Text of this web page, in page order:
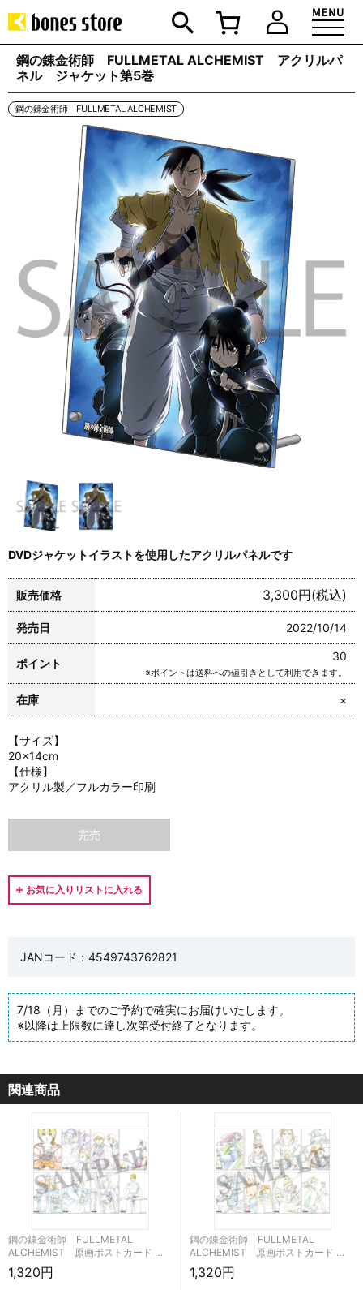
鋼の錬金術師 FULLMETAL ALCHEMIST アクリルパ
ネル ジャケット第5巻
鋼の錬金術師 FULLMETAL ALCHEMIST
DVDジャケットイラストを使用したアクリルパネルです
販売価格 3,300円(税込)
発売日 2022/10/14
ポイント
30
※ポイントは送料への値引きとして利用できます。
在庫 ×
【サイズ】
20×14cm
【仕様】
アクリル製／フルカラー印刷
完売
JANコード：4549743762821
7/18（月）までのご予約で確実にお届けいたします。
※以降は上限数に達し次第受付終了となります。
関連商品
鋼の錬金術師 FULLMETAL
ALCHEMIST 原画ポストカード …
1,320円
鋼の錬金術師 FULLMETAL
ALCHEMIST 原画ポストカード …
1,320円